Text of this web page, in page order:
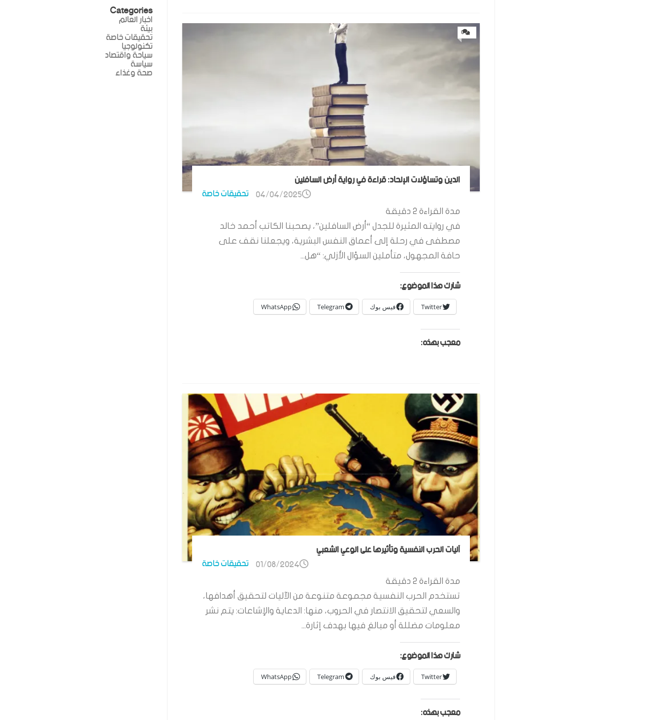
0
الدين وتساؤلات الإلحاد: قراءة في رواية أرض السافلين
تحقيقات خاصة 04/04/2025
مدة القراءة 2 دقيقة
في روايته المثيرة للجدل “أرض السافلين”، يصحبنا الكاتب أحمد خالد
مصطفى في رحلة إلى أعماق النفس البشرية، ويجعلنا نقف على
حافة المجهول، متأملين السؤال الأزلي: “هل...
شارك هذا الموضوع:
Twitter فيس بوك Telegram
WhatsApp
معجب بهذه:
آليات الحرب النفسية وتأثيرها على الوعي الشعبي
تحقيقات خاصة 01/08/2024
مدة القراءة 2 دقيقة
تستخدم الحرب النفسية مجموعة متنوعة من الآليات لتحقيق أهدافها،
والسعي لتحقيق الانتصار في الحروب، منها: الدعاية والإشاعات: يتم نشر
معلومات مضللة أو مبالغ فيها بهدف إثارة...
شارك هذا الموضوع:
Twitter فيس بوك Telegram
WhatsApp
معجب بهذه:
Categories
اخبار العالم
بيئة
تحقيقات خاصة
تكنولوجيا
سياحة واقتصاد
سياسة
صحة وغذاء